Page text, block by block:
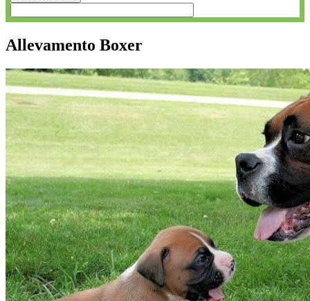
Allevamento Boxer